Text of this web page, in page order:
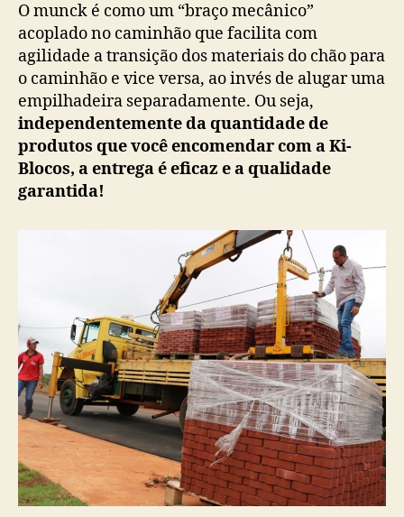
O munck é como um “braço mecânico”
acoplado no caminhão que facilita com
agilidade a transição dos materiais do chão para
o caminhão e vice versa, ao invés de alugar uma
empilhadeira separadamente. Ou seja,
independentemente da quantidade de
produtos que você encomendar com a Ki-
Blocos, a entrega é eficaz e a qualidade
garantida!